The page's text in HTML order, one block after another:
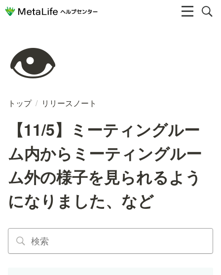
👁️
トップ / リリースノート
【11/5】ミーティングルー
ム内からミーティングルー
ム外の様子を見られるよう
になりました、など